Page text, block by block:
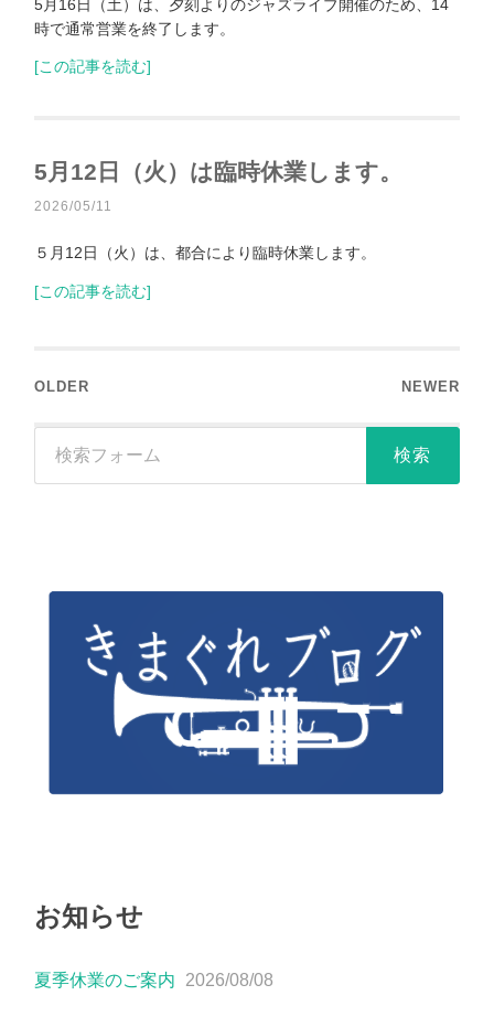
5月16日（土）は、夕刻よりのジャズライブ開催のため、14
時で通常営業を終了します。
[この記事を読む]
5月12日（火）は臨時休業します。
2026/05/11
５月12日（火）は、都合により臨時休業します。
[この記事を読む]
OLDER NEWER
お知らせ
夏季休業のご案内 2026/08/08